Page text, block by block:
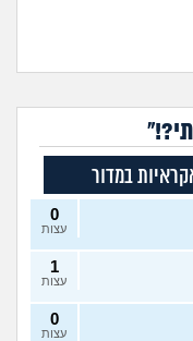
במדור
0
עצות
1
עצות
0
עצות